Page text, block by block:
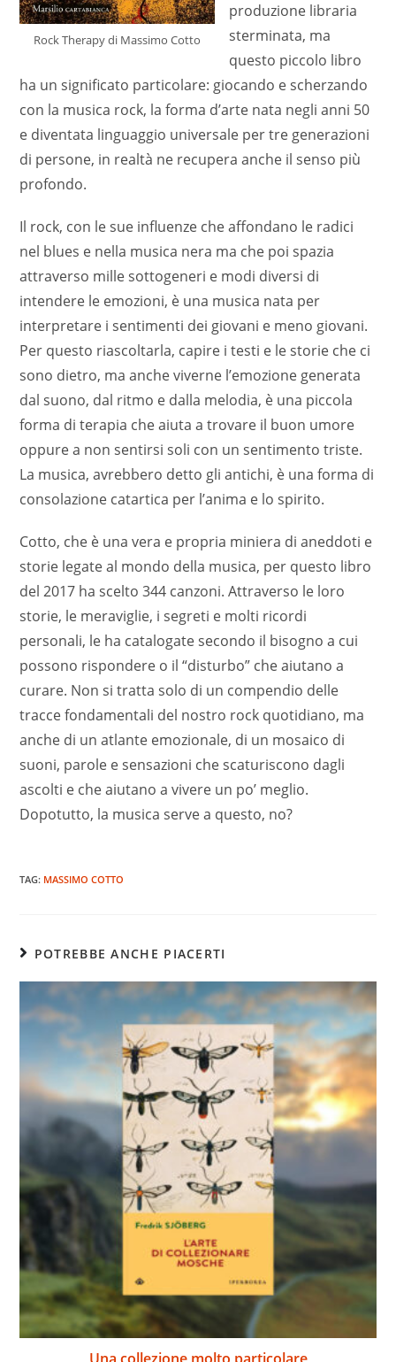
Rock Therapy di Massimo Cotto
produzione libraria
sterminata, ma
questo piccolo libro
ha un significato particolare: giocando e scherzando
con la musica rock, la forma d’arte nata negli anni 50
e diventata linguaggio universale per tre generazioni
di persone, in realtà ne recupera anche il senso più
profondo.
Il rock, con le sue influenze che affondano le radici
nel blues e nella musica nera ma che poi spazia
attraverso mille sottogeneri e modi diversi di
intendere le emozioni, è una musica nata per
interpretare i sentimenti dei giovani e meno giovani.
Per questo riascoltarla, capire i testi e le storie che ci
sono dietro, ma anche viverne l’emozione generata
dal suono, dal ritmo e dalla melodia, è una piccola
forma di terapia che aiuta a trovare il buon umore
oppure a non sentirsi soli con un sentimento triste.
La musica, avrebbero detto gli antichi, è una forma di
consolazione catartica per l’anima e lo spirito.
Cotto, che è una vera e propria miniera di aneddoti e
storie legate al mondo della musica, per questo libro
del 2017 ha scelto 344 canzoni. Attraverso le loro
storie, le meraviglie, i segreti e molti ricordi
personali, le ha catalogate secondo il bisogno a cui
possono rispondere o il “disturbo” che aiutano a
curare. Non si tratta solo di un compendio delle
tracce fondamentali del nostro rock quotidiano, ma
anche di un atlante emozionale, di un mosaico di
suoni, parole e sensazioni che scaturiscono dagli
ascolti e che aiutano a vivere un po’ meglio.
Dopotutto, la musica serve a questo, no?
TAG: MASSIMO COTTO
POTREBBE ANCHE PIACERTI